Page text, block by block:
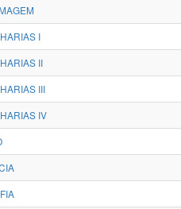
I
II
III
IV